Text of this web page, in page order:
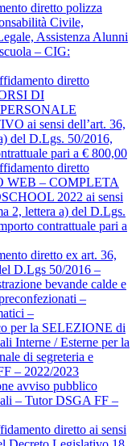
diretto polizza
Civile,
Assistenza Alunni
– CIG:
diretto
DI
ai sensi dell’art. 36,
del D.Lgs. 50/2016,
pari a € 800,00
diretto
WEB – COMPLETA
2022 ai sensi
2, lettera a) del D.Lgs.
contrattuale pari a
diretto ex art. 36,
D.Lgs 50/2016 –
bevande calde e
–
–
per la SELEZIONE di
Interne / Esterne per la
di segreteria e
– 2022/2023
avviso pubblico
– Tutor DSGA FF –
diretto ai sensi